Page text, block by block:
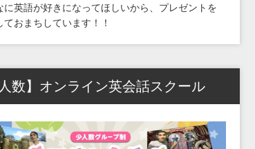
に英語が好きになってほしいから、プレゼントを
ておまちしています！！
人数】オンライン英会話スクール